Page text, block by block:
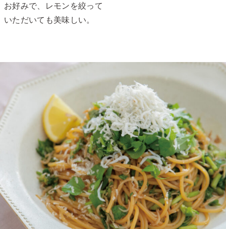
お好みで、レモンを絞って
いただいても美味しい。